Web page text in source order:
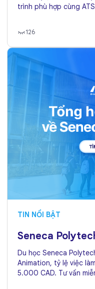
trình phù hợp cùng
126
TIN NỔI BẬT
Seneca
Du học Seneca
Animation, tỷ lệ việc
5.000 CAD. Tư vấn